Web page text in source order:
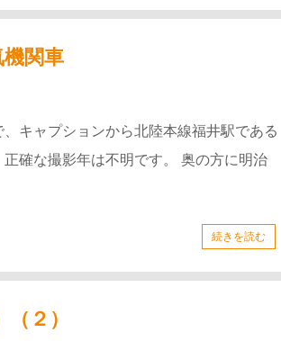
関車
キャプションから北陸本線福井駅である
確な撮影年は不明です。 奥の方に明治
続きを読む
２）